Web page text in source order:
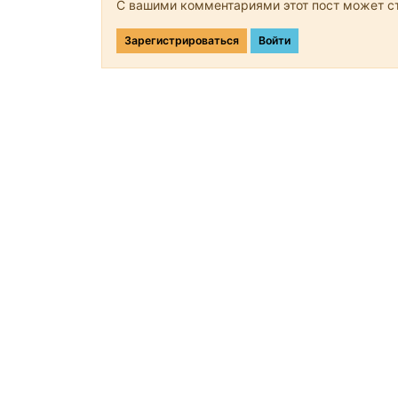
С вашими комментариями этот пост может
Зарегистрироваться Войти